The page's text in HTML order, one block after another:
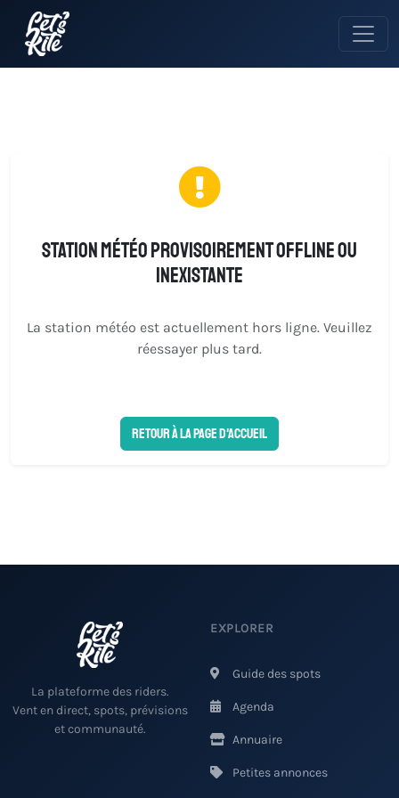
Station météo provisoirement offline ou
inexistante
La station météo est actuellement hors ligne. Veuillez
réessayer plus tard.
Retour à la page d'accueil
La plateforme des riders.
Vent en direct, spots, prévisions
et communauté.
EXPLORER
Guide des spots
Agenda
Annuaire
Petites annonces